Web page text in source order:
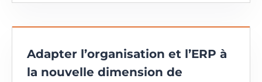
Adapter l’organisation et l’ERP à
la nouvelle dimension de